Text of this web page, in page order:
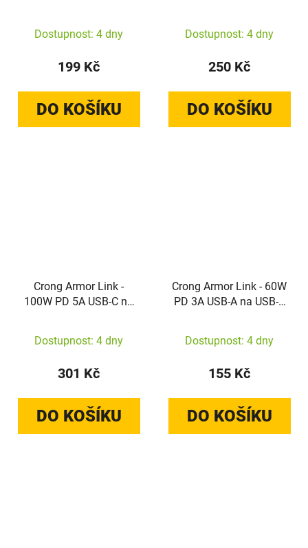
Dostupnost: 4 dny
199 Kč
DO KOŠÍKU
Dostupnost: 4 dny
250 Kč
DO KOŠÍKU
Crong Armor Link -
100W PD 5A USB-C na
Dostupnost: 4 dny
301 Kč
DO KOŠÍKU
Crong Armor Link - 60W
PD 3A USB-A na USB-C
Dostupnost: 4 dny
155 Kč
DO KOŠÍKU